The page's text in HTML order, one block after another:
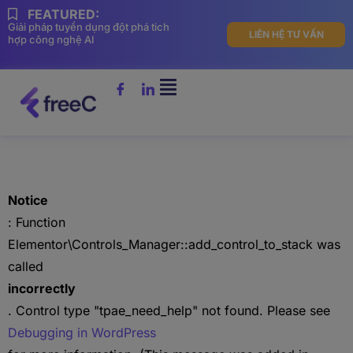
FEATURED:
Giải pháp tuyển dụng đột phá tich
hợp công nghệ AI
LIÊN HỆ TƯ VẤN
Notice
: Function
Elementor\Controls_Manager::add_control_to_stack was
called
incorrectly
. Control type "tpae_need_help" not found. Please see
Debugging in WordPress